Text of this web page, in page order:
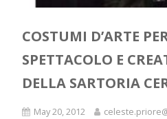
COSTUMI D’ARTE
SPETTACOLO E
DELLA SARTORIA
May 20, 2012